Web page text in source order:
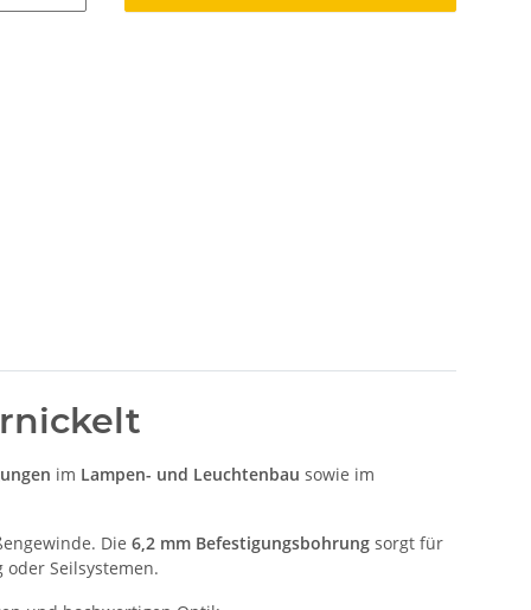
im Lampen- und Leuchtenbau sowie im
Die 6,2 mm Befestigungsbohrung sorgt für
Seilsystemen.